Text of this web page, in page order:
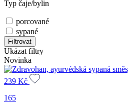
Typ čaje/bylin
porcované
sypané
Filtrovat
Ukázat filtry
Novinka
239 Kč
165